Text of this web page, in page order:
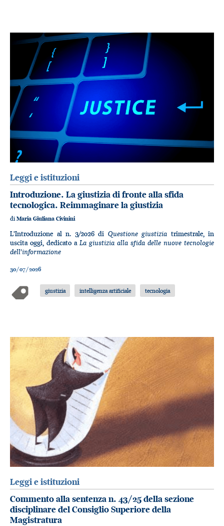
Leggi e istituzioni
Introduzione. La giustizia di fronte alla sfida
tecnologica. Reimmaginare la giustizia
di Maria Giuliana Civinini
L'Introduzione al n. 3/2026 di Questione giustizia trimestrale, in
uscita oggi, dedicato a La giustizia alla sfida delle nuove tecnologie
dell'informazione
30/07/2026
giustizia intelligenza artificiale tecnologia
Leggi e istituzioni
Commento alla sentenza n. 43/25 della sezione
disciplinare del Consiglio Superiore della
Magistratura